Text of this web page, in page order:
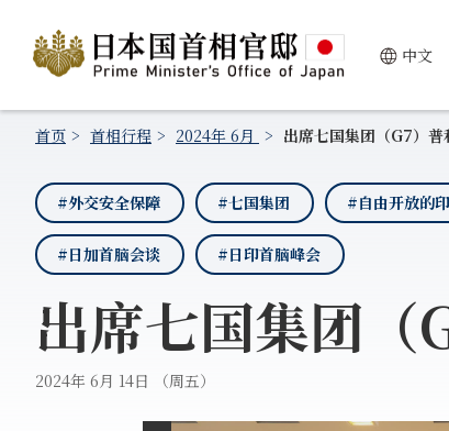
首页 首相行程 2024年 6月 出席七国集团（G7）
#外交安全保障 #七国集团 #自由开放的
#日加首脑会谈 #日印首脑峰会
出席七国集团（
2024年 6月 14日 （周五）